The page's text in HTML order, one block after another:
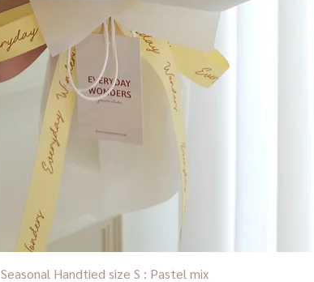
Seasonal Handtied size S : Pastel mix